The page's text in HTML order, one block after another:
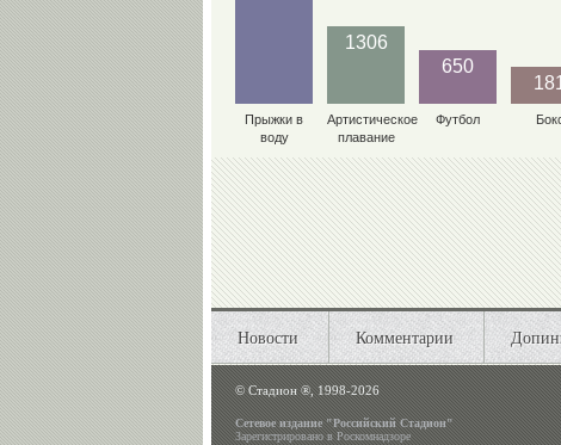
Прыжки в
воду
1306
Артистическое
плавание
650
Футбол
Новости Комментарии
©Стадион ®, 1998-2026
Сетевое издание "Российский Стадион"
Зарегистрировано в Роскомнадзоре